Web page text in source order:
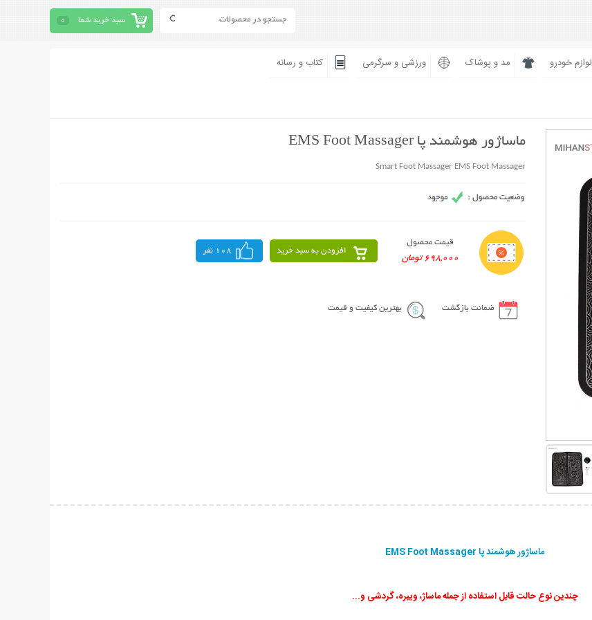
سبد خرید شما 0
لوازم خودرو مد و پوشاک ورزشی و سرگرمی کتاب و رسانه
ماساژور هوشمند پا EMS Foot Massager
Smart Foot Massager EMS Foot Massager
قیمت محصول
698,000 تومان
افزودن به سبد خرید 108 نفر
ضمانت بازگشت بهترین کیفیت و قیمت
ماساژور هوشمند پا EMS Foot Massager
چندین نوع حالت قابل استفاده از جمله ماساژ، ویبره، گردشی و...